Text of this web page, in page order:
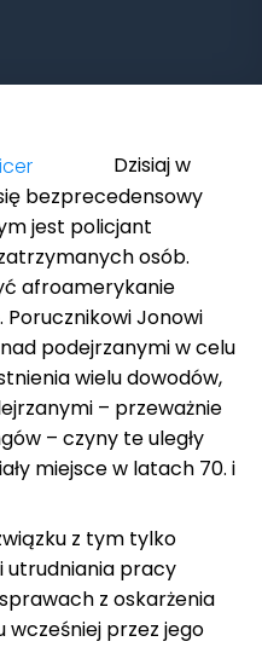
Dzisiaj w
bezprecedensowy
jest policjant
osób.
afroamerykanie
Jonowi
podejrzanymi w celu
wielu dowodów,
– przeważnie
– czyny te uległy
miejsce w latach 70. i
z tym tylko
utrudniania pracy
z oskarżenia
przez jego